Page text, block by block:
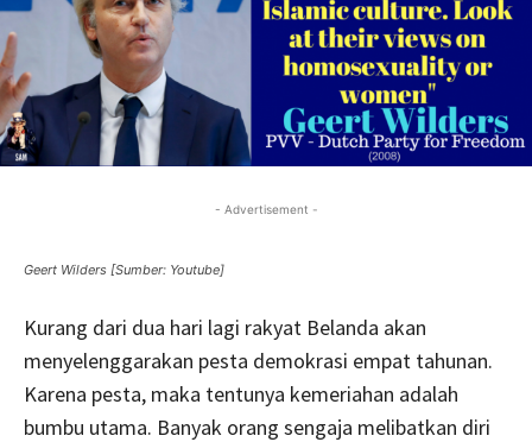
- Advertisement -
Geert Wilders [Sumber: Youtube]
Kurang dari dua hari lagi rakyat Belanda akan
menyelenggarakan pesta demokrasi empat tahunan.
Karena pesta, maka tentunya kemeriahan adalah
bumbu utama. Banyak orang sengaja melibatkan diri